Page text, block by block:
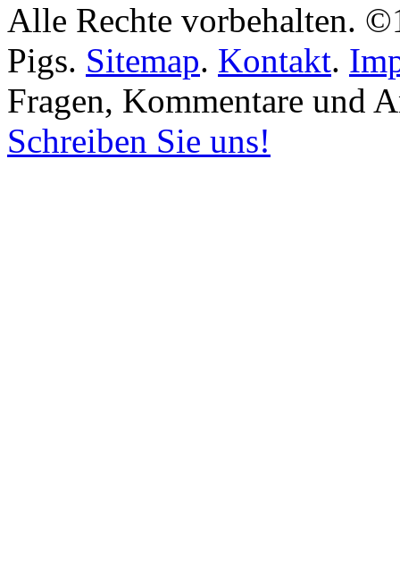
Alle Rechte vorbehalten.
Pigs. Sitemap. Kontakt.
Fragen, Kommentare und
Schreiben Sie uns!